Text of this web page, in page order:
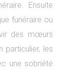
Ensuite
funéraire ou
des mœurs
particulier, les
une sobriété